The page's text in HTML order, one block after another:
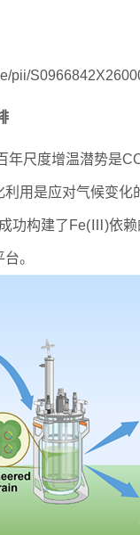
pii/
年尺度增温潜势是
用是应对气候变
功构建了Fe(Ⅲ)依赖
。